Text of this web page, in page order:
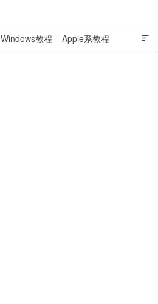

Windows教程 Apple系教程